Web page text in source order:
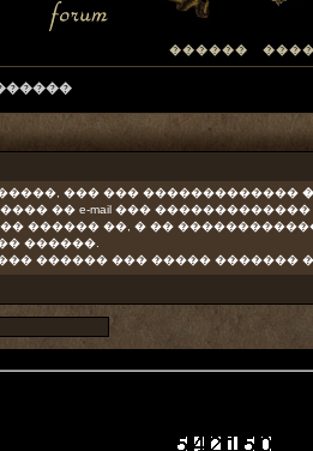
������
��� ��� �������������
�� e-mail ���
������ ��, � ��
������.
������ ��� ����� �������